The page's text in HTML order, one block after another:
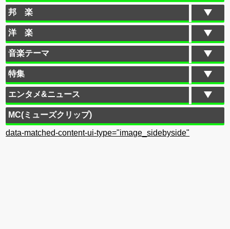
邦 楽
洋 楽
音楽テーマ
特集
エンタメ&ニュース
MC(ミューズクリップ)
data-matched-content-ui-type="image_sidebyside"